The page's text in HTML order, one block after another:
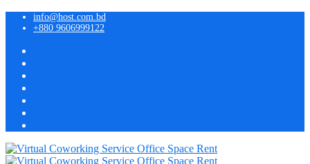
info@host.com.bd
+880 9606999122